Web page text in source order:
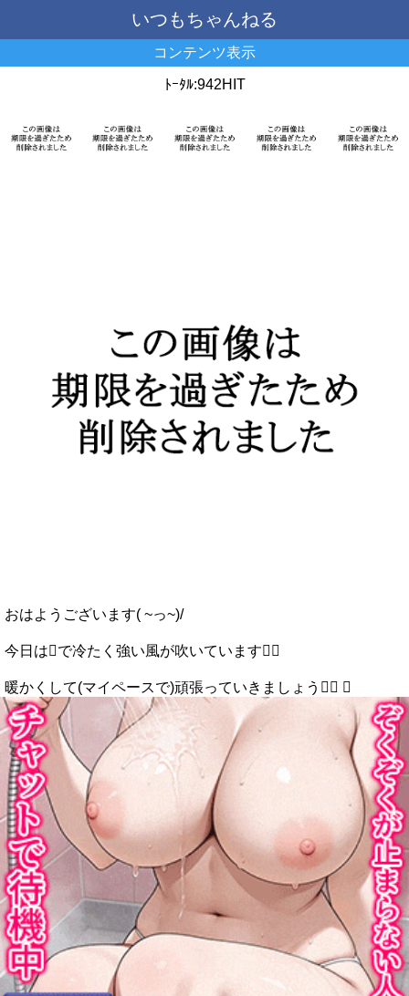
いつもちゃんねる
コンテンツ表示
ﾄｰﾀﾙ:942HIT
おはようございます( ~っ~)/
今日はで冷たく強い風が吹いています
暖かくして(マイペースで)頑張っていきましょう 